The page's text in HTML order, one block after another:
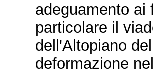
adeguamento ai
particolare il
dell'Altopiano
deformazione